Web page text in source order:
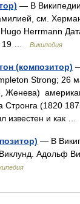
— В Википедии
см.
Herrmann
19 …
Википедия
(композитор)
Strong; 26
(1820
известен и как …
— В
Адольф